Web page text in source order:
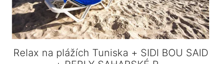
Relax na plážích Tuniska + SIDI BOU SAID